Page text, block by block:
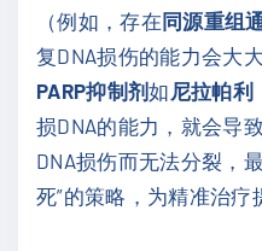
（例如，存在同源重组
复DNA损伤的能力会大
PARP抑制剂如 尼拉帕利
损DNA的能力，就会导
DNA损伤而无法分裂，
死”的策略，为精准治疗